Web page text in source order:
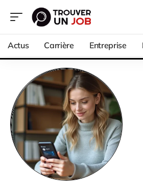
Actus Carrière Entreprise